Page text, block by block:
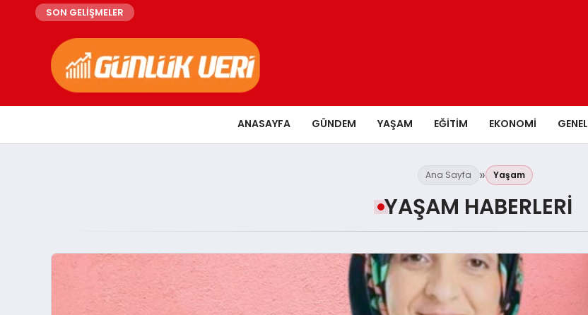
SON GELİŞMELER
ANASAYFA GÜNDEM YAŞAM EĞITIM EKONOMI GENEL
Ana Sayfa Yaşam
YAŞAM HABERLERI